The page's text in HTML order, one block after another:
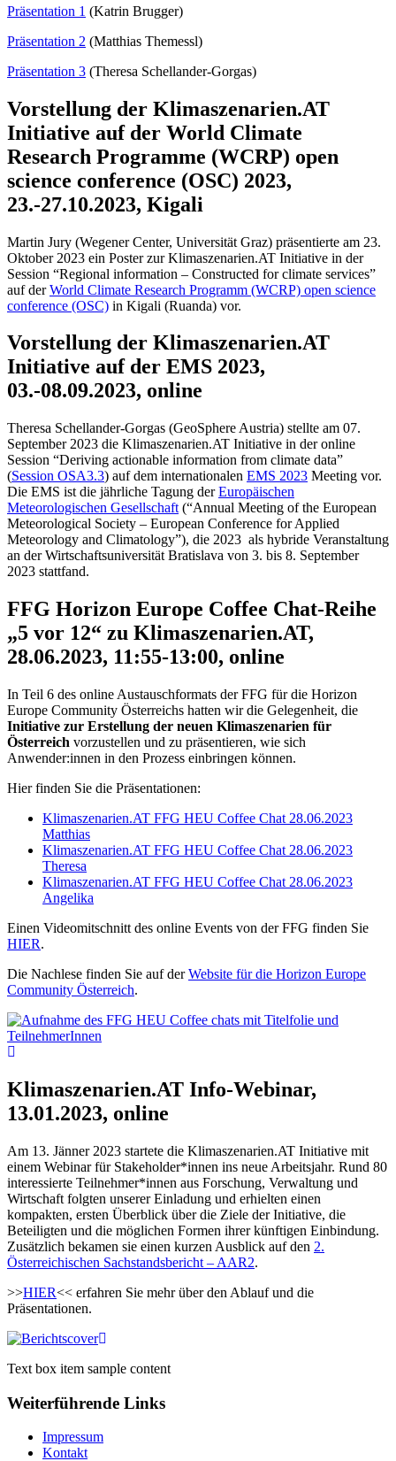
Präsentation 1 (Katrin Brugger)
Präsentation 2 (Matthias Themessl)
Präsentation 3 (Theresa Schellander-Gorgas)
Vorstellung der Klimaszenarien.AT
Initiative auf der World Climate
Research Programme (WCRP) open
science conference (OSC) 2023,
23.-27.10.2023, Kigali
Martin Jury (Wegener Center, Universität Graz) präsentierte am 23.
Oktober 2023 ein Poster zur Klimaszenarien.AT Initiative in der
Session “Regional information – Constructed for climate services”
auf derWorld Climate Research Programm (WCRP) open science
conference (OSC) in Kigali (Ruanda) vor.
Vorstellung der Klimaszenarien.AT
Initiative auf der EMS 2023,
03.-08.09.2023, online
Theresa Schellander-Gorgas (GeoSphere Austria) stellte am 07.
September 2023 die Klimaszenarien.AT Initiative in der online
Session “Deriving actionable information from climate data”
(Session OSA3.3) auf dem internationalen EMS 2023 Meeting vor.
Die EMS ist die jährliche Tagung derEuropäischen
Meteorologischen Gesellschaft (“Annual Meeting of the European
Meteorological Society – European Conference for Applied
Meteorology and Climatology”), die 2023 als hybride Veranstaltung
an der Wirtschaftsuniversität Bratislava von 3. bis 8. September
2023 stattfand.
FFG Horizon Europe Coffee Chat-Reihe
„5 vor 12“ zu Klimaszenarien.AT,
28.06.2023, 11:55-13:00, online
In Teil 6 des online Austauschformats der FFG für die Horizon
Europe Community Österreichs hatten wir die Gelegenheit, die
Initiative zur Erstellung der neuen Klimaszenarien für
Österreich vorzustellen und zu präsentieren, wie sich
Anwender:innen in den Prozess einbringen können.
Hier finden Sie die Präsentationen:
Klimaszenarien.AT FFG HEU Coffee Chat 28.06.2023
Matthias
Klimaszenarien.AT FFG HEU Coffee Chat 28.06.2023
Theresa
Klimaszenarien.AT FFG HEU Coffee Chat 28.06.2023
Angelika
Einen Videomitschnitt des online Events von der FFG finden Sie
HIER.
Die Nachlese finden Sie auf derWebsite für die Horizon Europe
Community Österreich.
Klimaszenarien.AT Info-Webinar,
13.01.2023, online
Am 13. Jänner 2023 startete die Klimaszenarien.AT Initiative mit
einem Webinar für Stakeholder*innen ins neue Arbeitsjahr. Rund 80
interessierte Teilnehmer*innen aus Forschung, Verwaltung und
Wirtschaft folgten unserer Einladung und erhielten einen
kompakten, ersten Überblick über die Ziele der Initiative, die
Beteiligten und die möglichen Formen ihrer künftigen Einbindung.
Zusätzlich bekamen sie einen kurzen Ausblick auf den 2.
Österreichischen Sachstandsbericht – AAR2.
>>HIER<< erfahren Sie mehr über den Ablauf und die
Präsentationen.
Text box item sample content
Weiterführende Links
Impressum
Kontakt